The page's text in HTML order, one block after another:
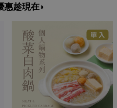
惠趁現在◗